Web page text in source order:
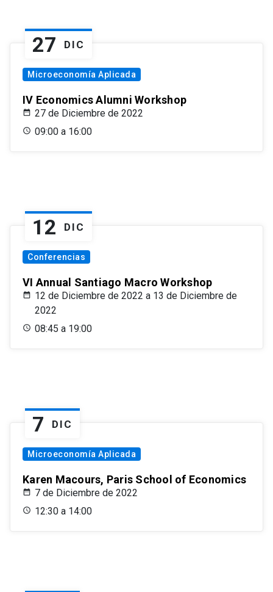
27 DIC
Microeconomía Aplicada
IV Economics Alumni Workshop
27 de Diciembre de 2022
09:00 a 16:00
12 DIC
Conferencias
VI Annual Santiago Macro Workshop
12 de Diciembre de 2022 a 13 de Diciembre de
2022
08:45 a 19:00
7 DIC
Microeconomía Aplicada
Karen Macours, Paris School of Economics
7 de Diciembre de 2022
12:30 a 14:00